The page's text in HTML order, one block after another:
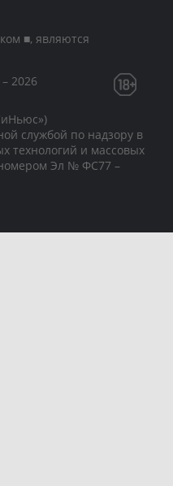
■, являются
2026
службой по надзору в
технологий и массовых
Эл № ФС77 –